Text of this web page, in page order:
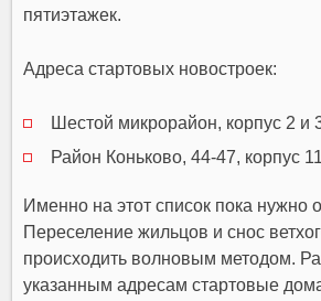
пятиэтажек.
Адреса стартовых новостроек:
Шестой микрорайон, корпус 2 и
Район Коньково, 44-47, корпус
Именно на этот список пока нужно
Переселение жильцов и снос
происходить волновым методом.
указанным адресам стартовые